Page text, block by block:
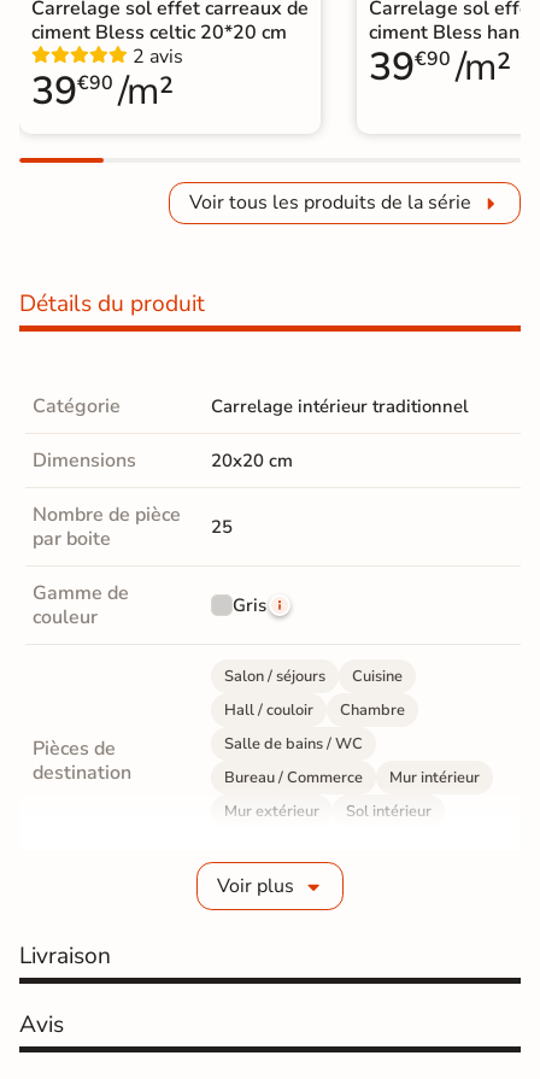
Carrelage sol effet carreaux de
ciment Bless celtic 20*20 cm
2 avis
39€90 /m²
Carrelage sol
ciment Bless hans
39€90 /m²
Voir tous les produits de la série
Détails du produit
Catégorie Carrelage intérieur traditionnel
Dimensions 20x20 cm
Nombre de pièce
par boite
25
Gamme de
couleur
Gris
Pièces de
destination
Salon / séjours
Cuisine
Hall / couloir
Chambre
Salle de bains / WC
Bureau / Commerce
Mur intérieur
Mur extérieur
Sol intérieur
Grès cérame émaillé
Epaisseur
Coefficient
antidérapant
Voir plus
Livraison
Avis